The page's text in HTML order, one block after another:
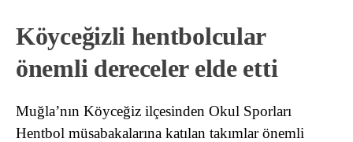
Köyceğizli hentbolcular
önemli dereceler elde etti
Muğla’nın Köyceğiz ilçesinden Okul Sporları
Hentbol müsabakalarına katılan takımlar önemli